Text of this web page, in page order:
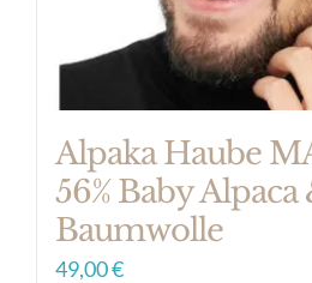
Alpaka Haube
56% Baby Alpaca
Baumwolle
49,00€